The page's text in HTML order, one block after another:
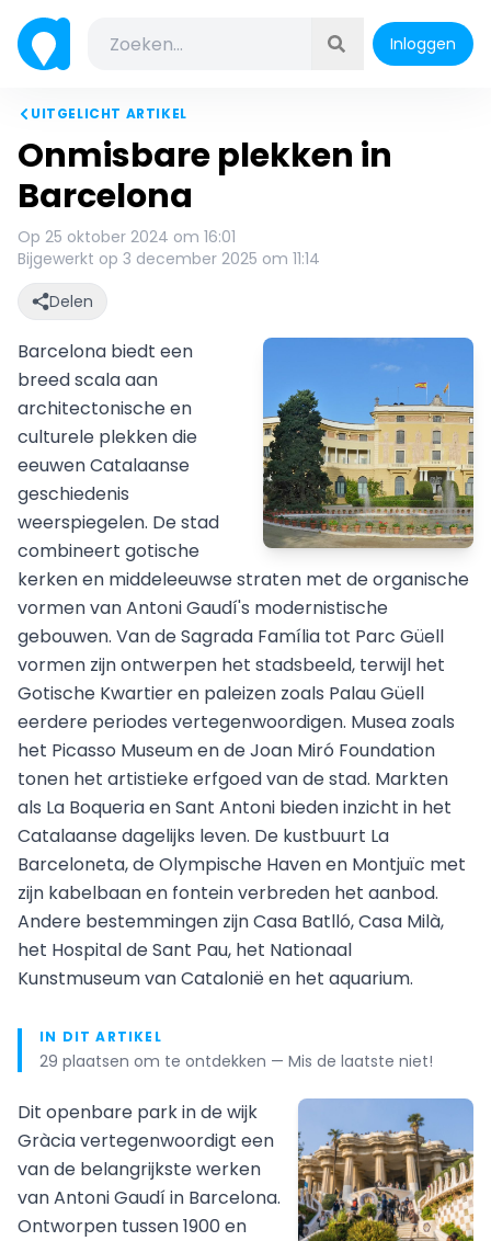
Inloggen
UITGELICHT ARTIKEL
Onmisbare plekken in
Barcelona
Op 25 oktober 2024 om 16:01
Bijgewerkt op 3 december 2025 om 11:14
Delen
Barcelona biedt een
breed scala aan
architectonische en
culturele plekken die
eeuwen Catalaanse
geschiedenis
weerspiegelen. De stad
combineert gotische
kerken en middeleeuwse straten met de organische
vormen van Antoni Gaudí's modernistische
gebouwen. Van de Sagrada Família tot Parc Güell
vormen zijn ontwerpen het stadsbeeld, terwijl het
Gotische Kwartier en paleizen zoals Palau Güell
eerdere periodes vertegenwoordigen. Musea zoals
het Picasso Museum en de Joan Miró Foundation
tonen het artistieke erfgoed van de stad. Markten
als La Boqueria en Sant Antoni bieden inzicht in het
Catalaanse dagelijks leven. De kustbuurt La
Barceloneta, de Olympische Haven en Montjuïc met
zijn kabelbaan en fontein verbreden het aanbod.
Andere bestemmingen zijn Casa Batlló, Casa Milà,
het Hospital de Sant Pau, het Nationaal
Kunstmuseum van Catalonië en het aquarium.
IN DIT ARTIKEL
29 plaatsen om te ontdekken — Mis de laatste niet!
Dit openbare park in de wijk
Gràcia vertegenwoordigt een
van de belangrijkste werken
van Antoni Gaudí in Barcelona.
Ontworpen tussen 1900 en